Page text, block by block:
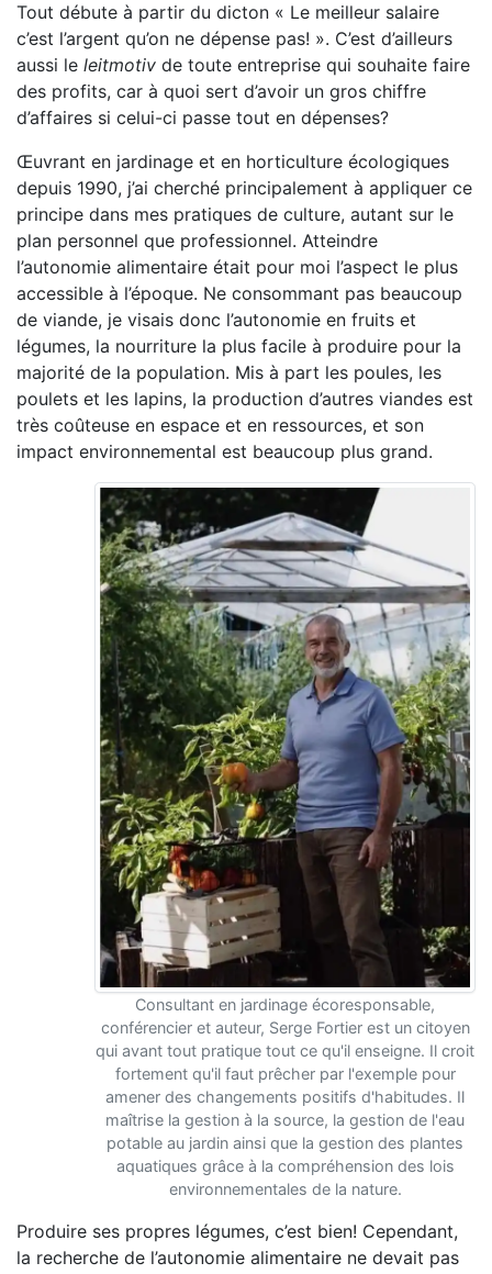
Tout débute à partir du dicton « Le meilleur salaire
c’est l’argent qu’on ne dépense pas! ». C’est d’ailleurs
aussi le leitmotiv de toute entreprise qui souhaite faire
des profits, car à quoi sert d’avoir un gros chiffre
d’affaires si celui-ci passe tout en dépenses?
Œuvrant en jardinage et en horticulture écologiques
depuis 1990, j’ai cherché principalement à appliquer ce
principe dans mes pratiques de culture, autant sur le
plan personnel que professionnel. Atteindre
l’autonomie alimentaire était pour moi l’aspect le plus
accessible à l’époque. Ne consommant pas beaucoup
de viande, je visais donc l’autonomie en fruits et
légumes, la nourriture la plus facile à produire pour la
majorité de la population. Mis à part les poules, les
poulets et les lapins, la production d’autres viandes est
très coûteuse en espace et en ressources, et son
impact environnemental est beaucoup plus grand.
Consultant en jardinage écoresponsable,
conférencier et auteur, Serge Fortier est un citoyen
qui avant tout pratique tout ce qu'il enseigne. Il croit
fortement qu'il faut prêcher par l'exemple pour
amener des changements positifs d'habitudes. Il
maîtrise la gestion à la source, la gestion de l'eau
potable au jardin ainsi que la gestion des plantes
aquatiques grâce à la compréhension des lois
environnementales de la nature.
Produire ses propres légumes, c’est bien! Cependant,
la recherche de l’autonomie alimentaire ne devait pas